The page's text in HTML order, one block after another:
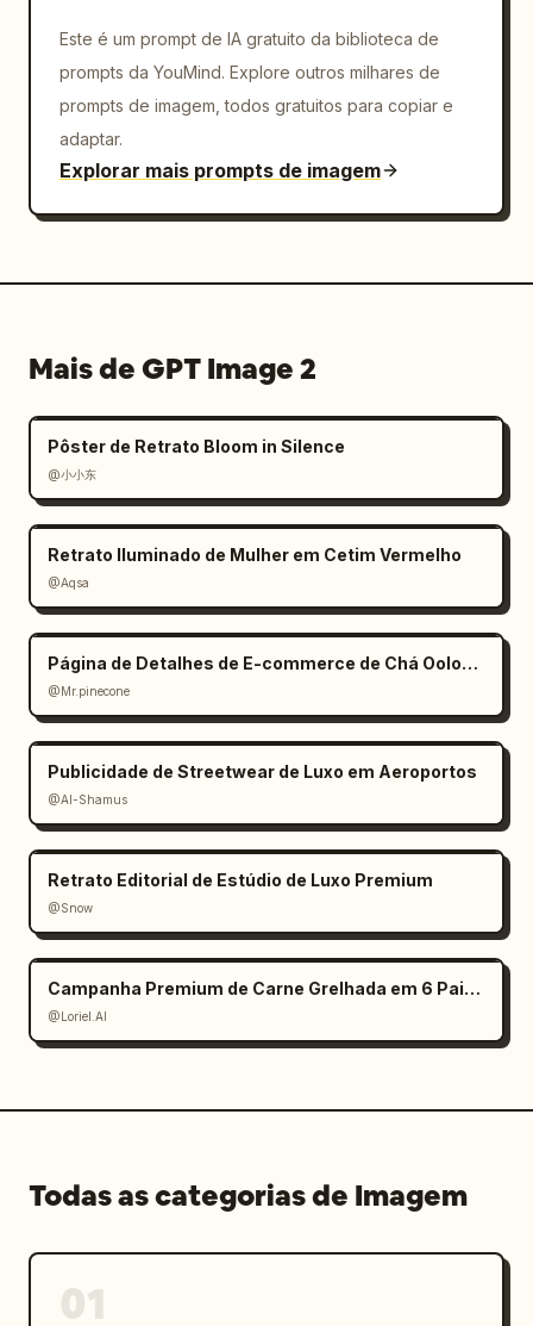
Este é um prompt de IA gratuito da biblioteca de
prompts da YouMind. Explore outros milhares de
prompts de imagem, todos gratuitos para copiar e
adaptar.
Explorar mais prompts de imagem
Mais de GPT Image 2
Pôster de Retrato Bloom in Silence
@小小东
Retrato Iluminado de Mulher em Cetim Vermelho
@Aqsa
Página de Detalhes de E-commerce de Chá Oolong Estilo Zen
@Mr.pinecone
Publicidade de Streetwear de Luxo em Aeroportos
@Al-Shamus
Retrato Editorial de Estúdio de Luxo Premium
@Snow
Campanha Premium de Carne Grelhada em 6 Painéis
@Loriel.AI
Todas as categorias de Imagem